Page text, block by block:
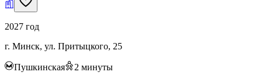
2027 год
г. Минск, ул. Притыцкого, 25
Пушкинская 2 минуты